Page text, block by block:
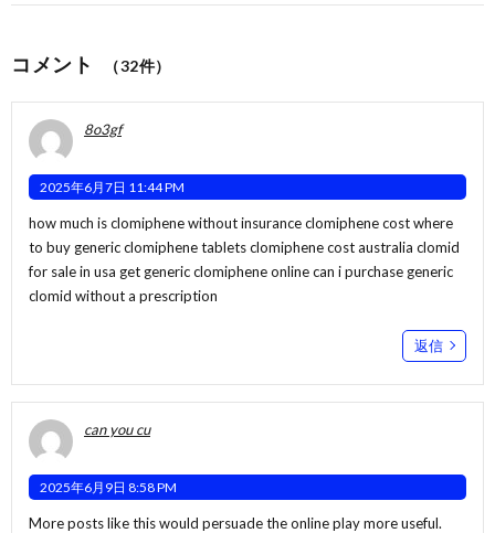
コメント （32件）
8o3gf
2025年6月7日 11:44 PM
how much is clomiphene without insurance clomiphene cost where
to buy generic clomiphene tabletsclomiphene cost australia clomid
for sale in usa get generic clomiphene online can i purchase generic
clomid without a prescription
返信
can you cu
2025年6月9日 8:58 PM
More posts like this would persuade the online play more useful.